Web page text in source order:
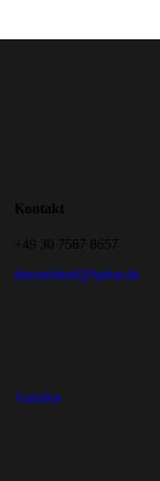
Kontakt
+49 30 7567 8657
duesseldorf@bpbar.de
Anrufen